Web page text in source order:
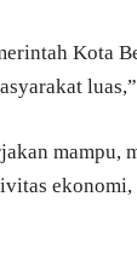
Kota
mampu,